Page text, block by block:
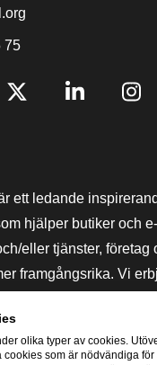
75
ett ledande
hjälper butiker och
eller tjänster, företag
framgångsrika. Vi
rättsliga medel
och vi
olika typer av cookies.
som är nödvändiga